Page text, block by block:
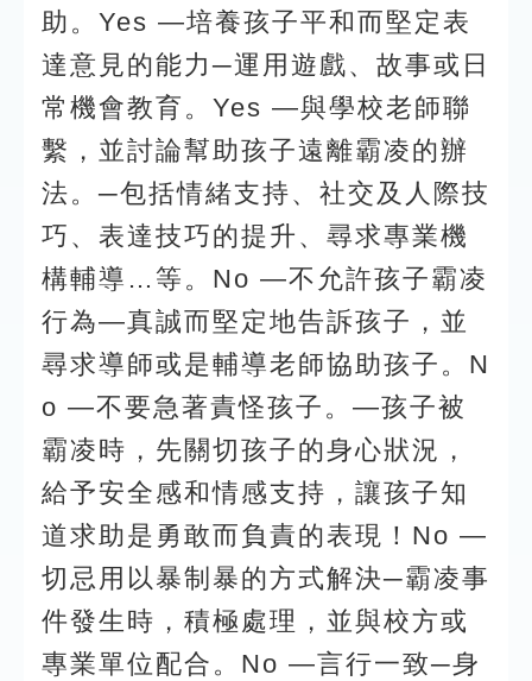
助。Yes —培養孩子平和而堅定表
達意見的能力─運用遊戲、故事或日
常機會教育。Yes —與學校老師聯
繫，並討論幫助孩子遠離霸凌的辦
法。─包括情緒支持、社交及人際技
巧、表達技巧的提升、尋求專業機
構輔導…等。No —不允許孩子霸凌
行為—真誠而堅定地告訴孩子，並
尋求導師或是輔導老師協助孩子。N
o —不要急著責怪孩子。—孩子被
霸凌時，先關切孩子的身心狀況，
給予安全感和情感支持，讓孩子知
道求助是勇敢而負責的表現！No —
切忌用以暴制暴的方式解決─霸凌事
件發生時，積極處理，並與校方或
專業單位配合。No —言行一致─身